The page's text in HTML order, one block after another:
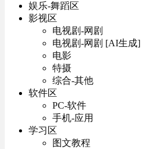
娱乐-舞蹈区
影视区
电视剧-网剧
电视剧-网剧 [AI生成]
电影
特摄
综合-其他
软件区
PC-软件
手机-应用
学习区
图文教程